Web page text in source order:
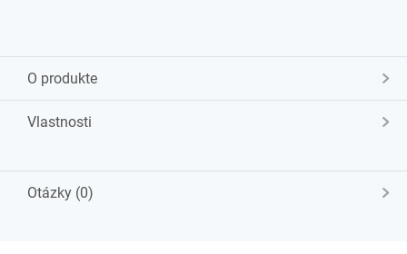
O produkte
Vlastnosti
Otázky (0)